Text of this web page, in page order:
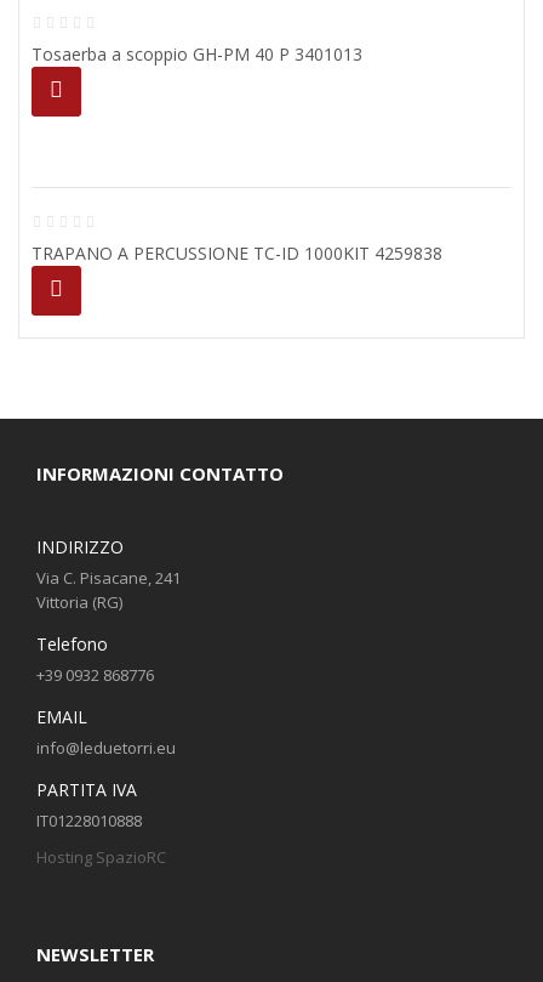
Tosaerba a scoppio GH-PM 40 P 3401013
TRAPANO A PERCUSSIONE TC-ID 1000KIT 4259838
INFORMAZIONI CONTATTO
INDIRIZZO
Via C. Pisacane, 241
Vittoria (RG)
Telefono
+39 0932 868776
EMAIL
info@leduetorri.eu
PARTITA IVA
IT01228010888
Hosting SpazioRC
NEWSLETTER